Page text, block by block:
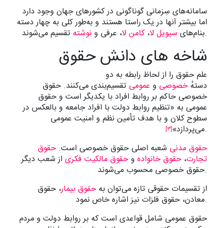
سامانه‌های سِزمانی گوناگونی در کشورهای جهان وجود دارد
اما بیشتر آنها در یک راستا هستند و به‌طور کلی به چهار دسته
بنام‌های سیویل لا، کامن لا، عرفی ونوشته تقسیم می‌شوند.
شاخه های دانش حقوق
علم حقوق را از لحاظ رابطه به دو
دستهٔ خصوصی و عمومی تقسیم‌بندی می‌کنند. حقوق
خصوصی حاکم بر روابط افراد با یکدیگر است و حقوق
عمومی به «تنظیم روابط دولت با افراد جامعه و بالعکس در
سطوح کلان و با هدف تأمین نظم و امنیت عمومی
می‌پردازد»[۳]
.
حقوق مدنی شعبه اصلی حقوق خصوصی است. حقوق
تجارت، حقوق خانواده وحقوق مالکیت فکری از شعب دیگر
حقوق خصوصی محسوب می‌شوند.
از تقسیمات حقوقی تازه می‌توان به حقوق بیمار، حقوق
معادن، حقوق فلزات نیز اشاره خاص نمود.
حقوق عمومی شامل قواعدی است که بر روابط دولت و مردم